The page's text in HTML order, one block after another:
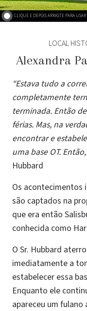
CLIQUE E DEPOIS ARRASTE PARA
LOCAL
Alexandra
“Estava tudo a
completamente
terminada. Então
férias. Mas, na
encontrar e
uma base OT.
Hubbard
Os acontecimentos
são captados na
que era então
conhecida como
O Sr. Hubbard
imediatamente a
estabelecer essa
Enquanto ele
apareceu um fulano